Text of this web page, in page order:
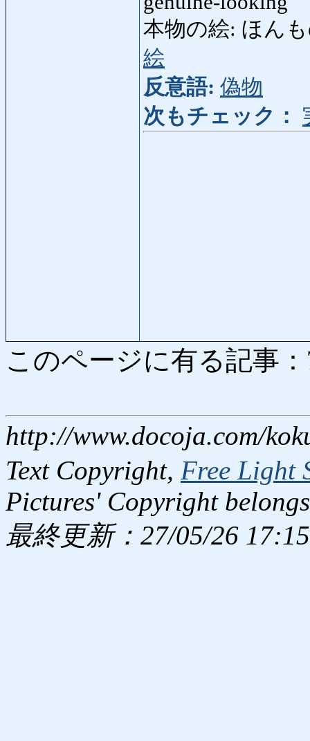
本物の絵: ほん
絵
反意語: 偽物
次もチェック：
このページに有る記事
http://www.docoja.com/
Text Copyright, Free Light
Pictures' Copyright
最終更新：27/05/26 17:15